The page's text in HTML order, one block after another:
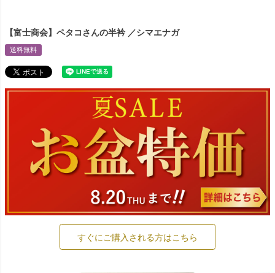
【富士商会】ペタコさんの半衿 ／シマエナガ
送料無料
すぐにご購入される方はこちら